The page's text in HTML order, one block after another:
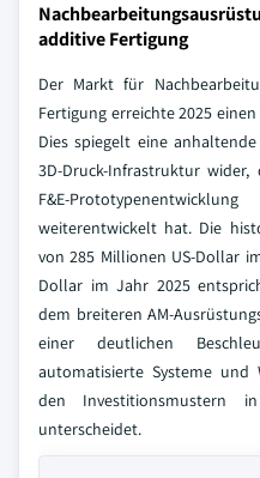
additive Fertigung
Der Markt für
Fertigung erreichte 2025
Dies spiegelt eine
3D-Druck-Infrastruktur
F&E-
weiterentwickelt hat. Die
von 285 Millionen US-Dollar
Dollar im Jahr 2025
dem breiteren AM-
einer deutlichen
automatisierte Systeme und
den Investitionsmustern
unterscheidet.